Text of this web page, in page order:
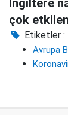
çok
Etiketler :
Avrupa